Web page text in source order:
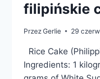
filipińskie
PrzezGerlie 29
Rice Cake
Ingredients: 1